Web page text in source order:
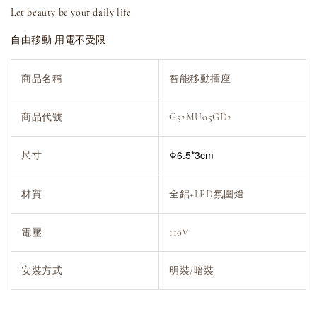
Let beauty be your daily life
自由移動 用電不受限
商品名稱 智能移動插座
商品代號 G52MU05GD2
尺寸 Φ6.5*3cm
材質 全鋁+LED氛圍燈
電壓 110V
安裝方式 明裝/暗裝